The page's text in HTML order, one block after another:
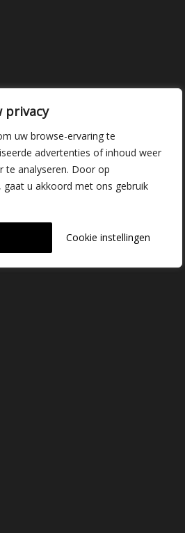
privacy
uw browse-ervaring te
advertenties of inhoud weer
te analyseren. Door op
gaat u akkoord met ons gebruik
Cookie instellingen